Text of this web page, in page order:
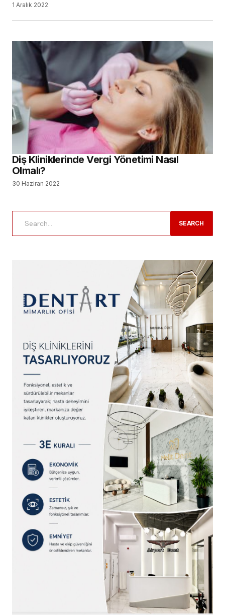
1 Aralık 2022
Diş Kliniklerinde Vergi Yönetimi Nasıl
Olmalı?
30 Haziran 2022
SEARCH